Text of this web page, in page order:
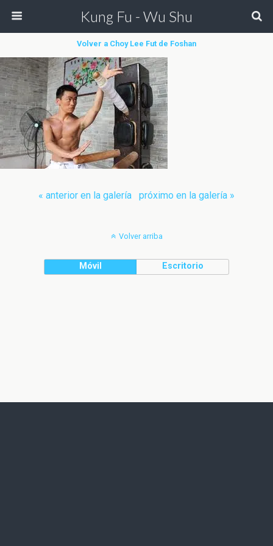
Kung Fu - Wu Shu
Volver a Choy Lee Fut de Foshan
« anterior en la galería próximo en la galería »
Volver arriba
Móvil Escritorio